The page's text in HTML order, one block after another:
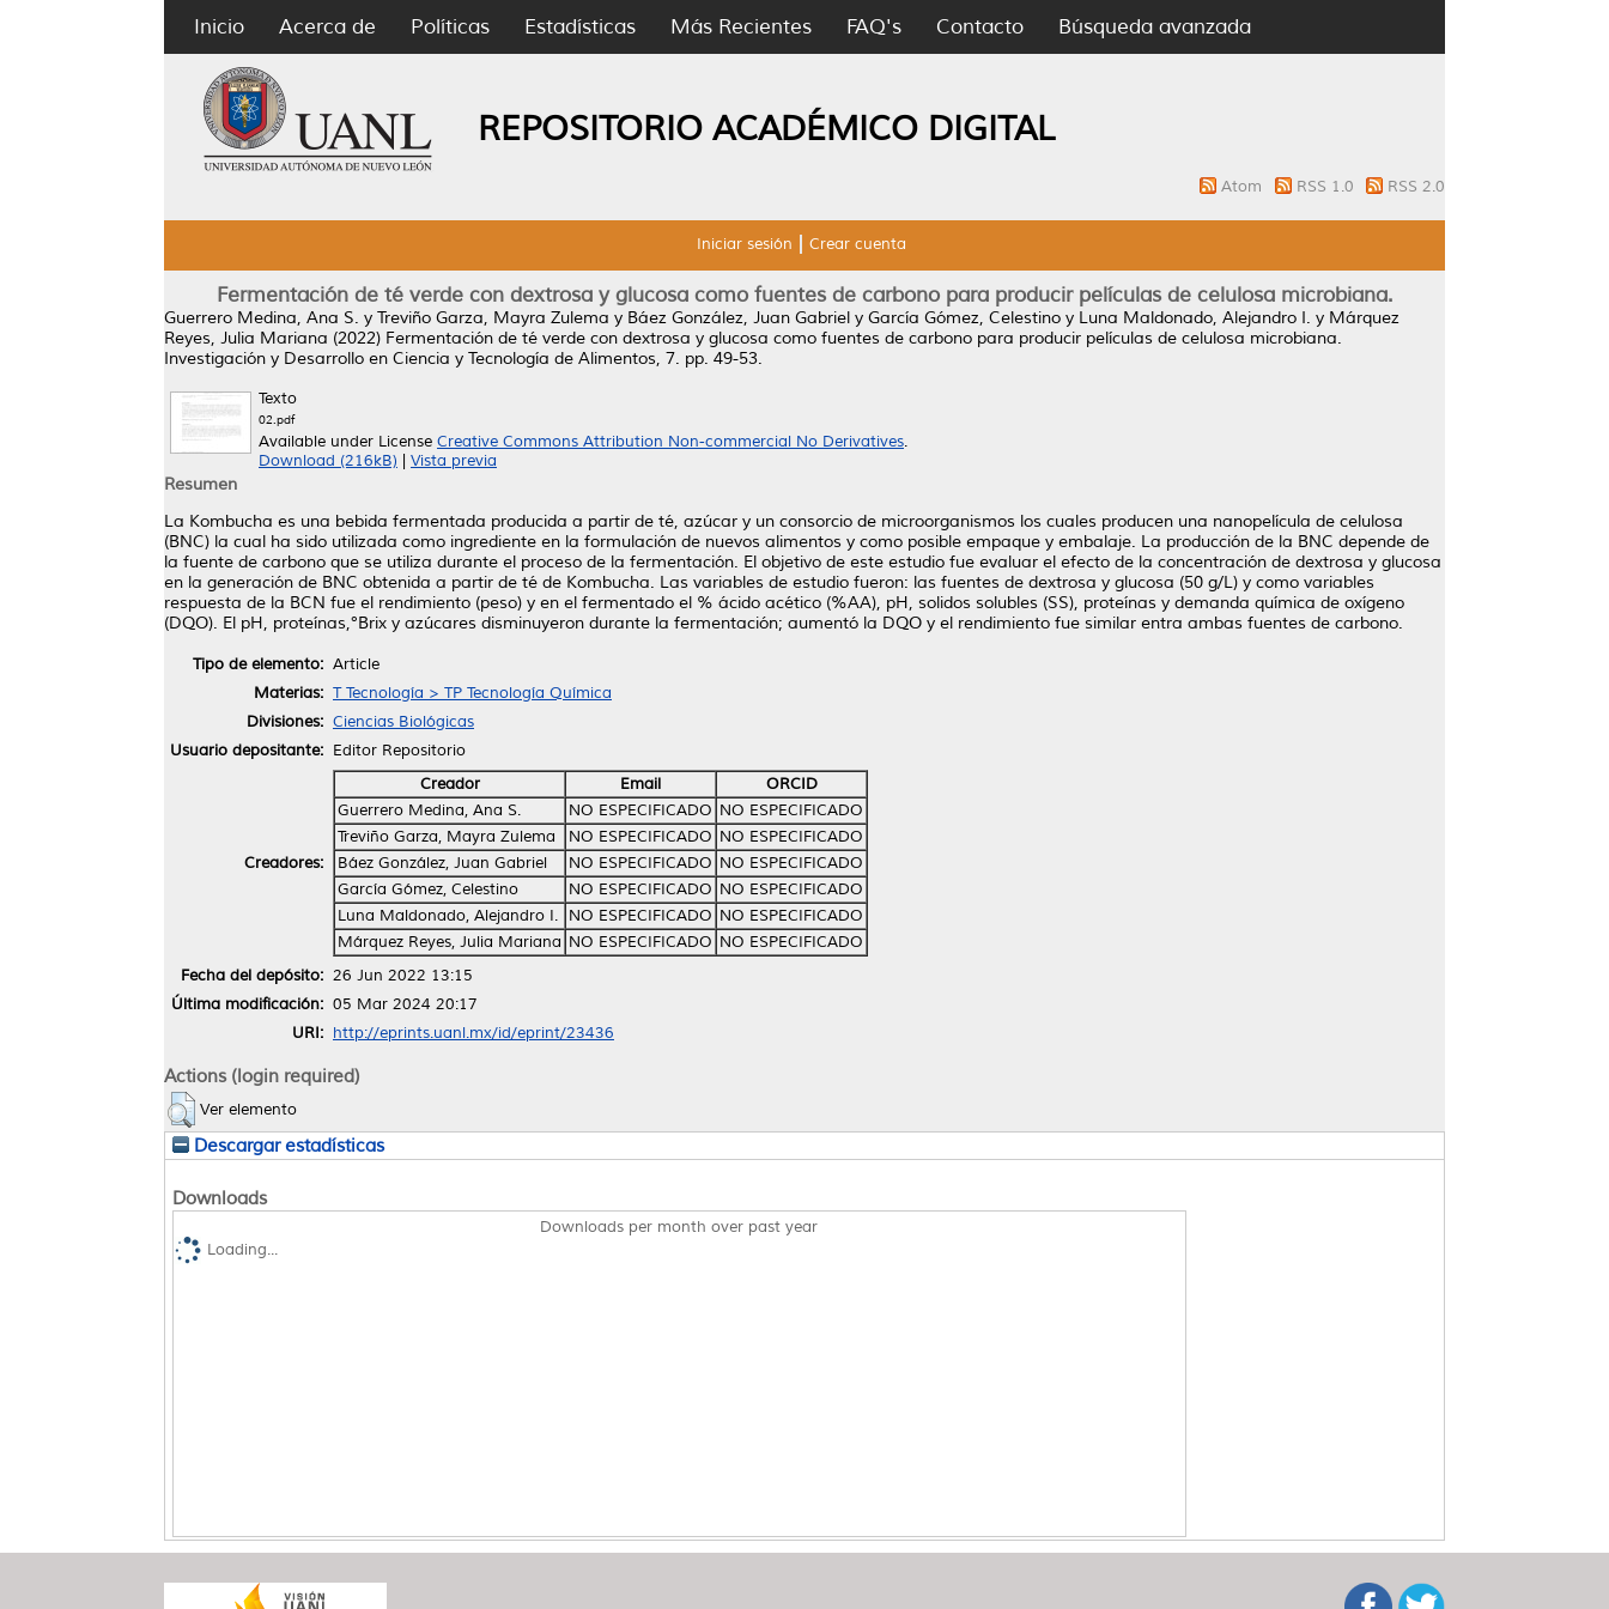
Inicio Acerca de Políticas Estadísticas Más Recientes FAQ's Contacto Búsqueda avanzada
REPOSITORIO ACADÉMICO DIGITAL
Atom RSS 1.0 RSS 2.0
Iniciar sesión Crear cuenta
Fermentación de té verde con dextrosa y glucosa como fuentes de carbono para producir películas de celulosa microbiana.
Guerrero Medina, Ana S. y Treviño Garza, Mayra Zulema y Báez González, Juan Gabriel y García Gómez, Celestino y Luna Maldonado, Alejandro I. y Márquez
Reyes, Julia Mariana (2022) Fermentación de té verde con dextrosa y glucosa como fuentes de carbono para producir películas de celulosa microbiana.
Investigación y Desarrollo en Ciencia y Tecnología de Alimentos, 7. pp. 49-53.
Texto
02.pdf
Available under License Creative Commons Attribution Non-commercial No Derivatives.
Download (216kB)
Vista previa
Resumen
La Kombucha es una bebida fermentada producida a partir de té, azúcar y un consorcio de microorganismos los cuales producen una nanopelícula de celulosa
(BNC) la cual ha sido utilizada como ingrediente en la formulación de nuevos alimentos y como posible empaque y embalaje. La producción de la BNC depende de
la fuente de carbono que se utiliza durante el proceso de la fermentación. El objetivo de este estudio fue evaluar el efecto de la concentración de dextrosa y glucosa
en la generación de BNC obtenida a partir de té de Kombucha. Las variables de estudio fueron: las fuentes de dextrosa y glucosa (50 g/L) y como variables
respuesta de la BCN fue el rendimiento (peso) y en el fermentado el % ácido acético (%AA), pH, solidos solubles (SS), proteínas y demanda química de oxígeno
(DQO). El pH, proteínas,°Brix y azúcares disminuyeron durante la fermentación; aumentó la DQO y el rendimiento fue similar entra ambas fuentes de carbono.
Tipo de elemento: Article
Materias: T Tecnología > TP Tecnología Química
Divisiones: Ciencias Biológicas
Usuario depositante: Editor Repositorio
Creadores:
Creador Email
ORCID
Guerrero Medina, Ana S.
NO ESPECIFICADO NO ESPECIFICADO
Treviño Garza, Mayra Zulema
NO ESPECIFICADO NO ESPECIFICADO
Báez González, Juan Gabriel
NO ESPECIFICADO NO ESPECIFICADO
García Gómez, Celestino
NO ESPECIFICADO NO ESPECIFICADO
Luna Maldonado, Alejandro I.
NO ESPECIFICADO NO ESPECIFICADO
Márquez Reyes, Julia Mariana NO ESPECIFICADO NO ESPECIFICADO
Fecha del depósito: 26 Jun 2022 13:15
Última modificación: 05 Mar 2024 20:17
URI: http://eprints.uanl.mx/id/eprint/23436
Actions (login required)
Ver elemento
Descargar estadísticas
Downloads
Downloads per month over past year
Loading...